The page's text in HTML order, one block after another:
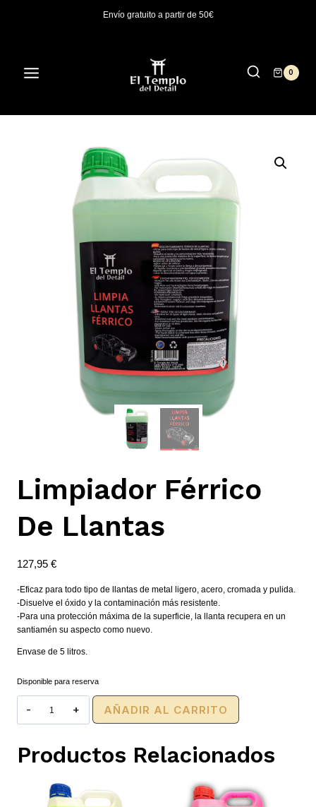
Envío gratuito a partir de 50€
0
Limpiador Férrico
De Llantas
127,95 €
-Eficaz para todo tipo de llantas de metal ligero, acero, cromada y pulida.
-Disuelve el óxido y la contaminación más resistente.
-Para una protección máxima de la superficie, la llanta recupera en un
santiamén su aspecto como nuevo.
Envase de 5 litros.
Disponible para reserva
Férrico
cantidad
AÑADIR AL CARRITO
Productos Relacionados